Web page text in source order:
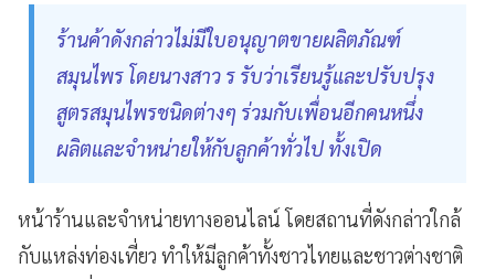
ร้านค้าดังกล่าวไม่มีใบอนุญาตขายผลิตภัณฑ์
สมุนไพร โดยนางสาว ร รับว่าเรียนรู้และปรับปรุง
สูตรสมุนไพรชนิดต่างๆ ร่วมกับเพื่อนอีกคนหนึ่ง
ผลิตและจำหน่ายให้กับลูกค้าทั่วไป ทั้งเปิด
หน้าร้านและจำหน่ายทางออนไลน์ โดยสถานที่ดังกล่าวใกล้
กับแหล่งท่องเที่ยว ทำให้มีลูกค้าทั้งชาวไทยและชาวต่างชาติ